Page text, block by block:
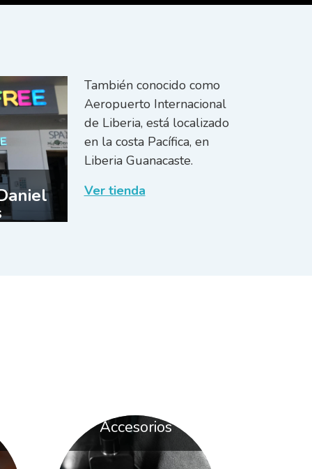
También conocido como
Aeropuerto Internacional
de Liberia, está localizado
en la costa Pacífica, en
Liberia Guanacaste.
Ver tienda
Accesorios